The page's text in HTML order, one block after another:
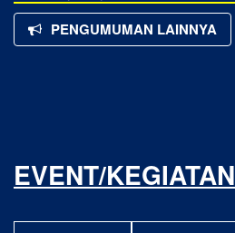
PENGUMUMAN LAINNYA
EVENT/KEGIATAN